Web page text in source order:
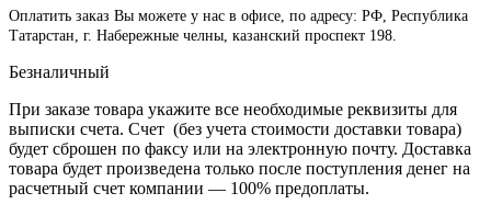
Оплатить заказ Вы можете у нас в офисе, по адресу: РФ, Республика
Татарстан, г. Набережные челны, казанский проспект 198.
Безналичный
При заказе товара укажите все необходимые реквизиты для
выписки счета. Счет (без учета стоимости доставки товара)
будет сброшен по факсу или на электронную почту. Доставка
товара будет произведена только после поступления денег на
расчетный счет компании — 100% предоплаты.